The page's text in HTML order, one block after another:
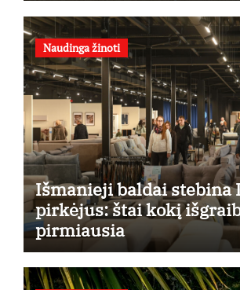
Naudinga žinoti
Išmanieji baldai stebina
pirkėjus: štai kokį
pirmiausia